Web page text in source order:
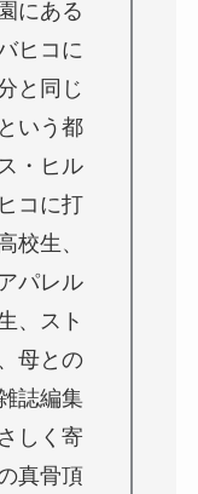
にある
ヒコに
と同じ
いう都
・ヒル
コに打
校生、
パレル
、スト
母との
誌編集
しく寄
真骨頂